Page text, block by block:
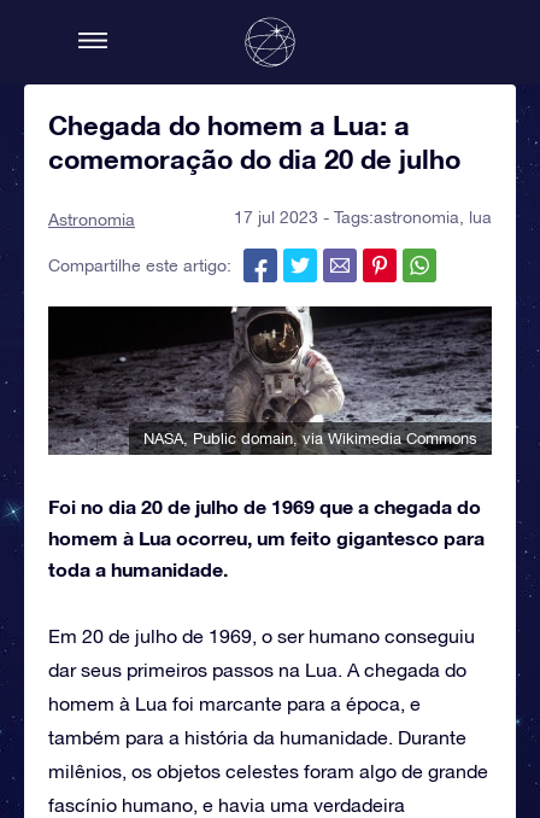
Chegada do homem a Lua: a
comemoração do dia 20 de julho
Astronomia 17 jul 2023 - Tags:astronomia lua
Compartilhe este artigo:
NASA, Public domain, via Wikimedia Commons
Foi no dia 20 de julho de 1969 que a chegada do
homem à Lua ocorreu, um feito gigantesco para
toda a humanidade.
Em 20 de julho de 1969, o ser humano conseguiu
dar seus primeiros passos na Lua. A chegada do
homem à Lua foi marcante para a época, e
também para a história da humanidade. Durante
milênios, os objetos celestes foram algo de grande
fascínio humano, e havia uma verdadeira